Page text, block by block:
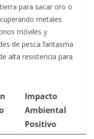
para sacar oro o
metales
móviles y
de pesca fantasma
alta resistencia para
Impacto
Ambiental
Positivo